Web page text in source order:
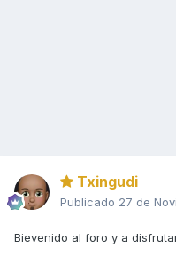
Txingudi
Publicado 27 de
Bievenido al foro y a